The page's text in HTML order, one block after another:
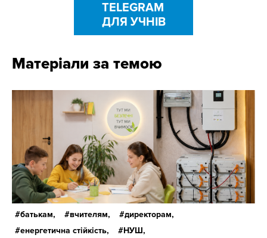
TELEGRAM
ДЛЯ УЧНІВ
Матеріали за темою
батькам, вчителям,
директорам,
енергетична стійкість,
НУШ,